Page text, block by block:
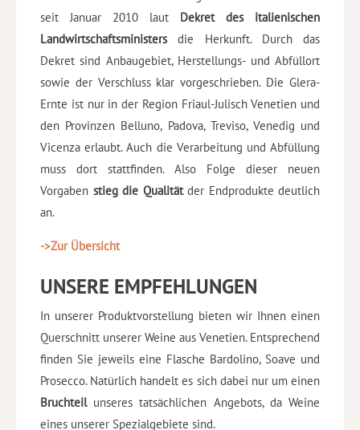
seit Januar 2010 laut Dekret des italienischen
Landwirtschaftsministersdie Herkunft. Durch das
Dekret sind Anbaugebiet, Herstellungs- und Abfüllort
sowie der Verschluss klar vorgeschrieben. Die Glera-
Ernte ist nur in der Region Friaul-Julisch Venetien und
den Provinzen Belluno, Padova, Treviso, Venedig und
Vicenza erlaubt. Auch die Verarbeitung und Abfüllung
muss dort stattfinden. Also Folge dieser neuen
Vorgaben stieg die Qualitätder Endprodukte deutlich
an.
->Zur Übersicht
UNSERE EMPFEHLUNGEN
In unserer Produktvorstellung bieten wir Ihnen einen
Querschnitt unserer Weine aus Venetien. Entsprechend
finden Sie jeweils eine Flasche Bardolino, Soave und
Prosecco. Natürlich handelt es sich dabei nur um einen
Bruchteilunseres tatsächlichen Angebots, da Weine
eines unserer Spezialgebiete sind.